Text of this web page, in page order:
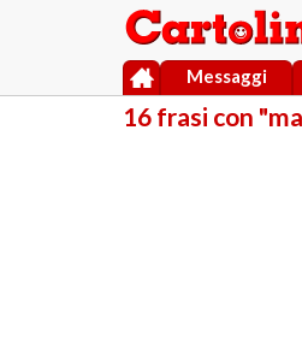
Messaggi
16 frasi con